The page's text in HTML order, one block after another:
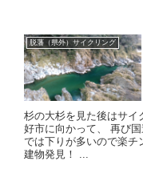
脱藩（県外）サイクリング
杉の大杉を見た後はサイ
好市に向かって、 再び国
では下りが多いので楽
建物発見！ ...